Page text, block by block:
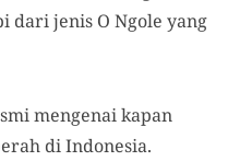
dari jenis O Ngole yang
mengenai kapan
di Indonesia.